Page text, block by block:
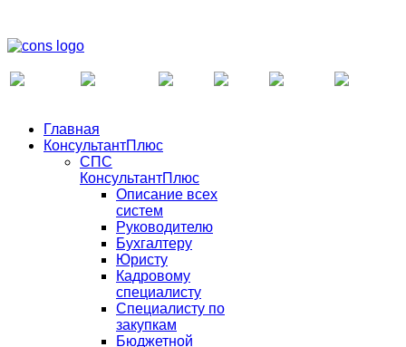
Главная
КонсультантПлюс
СПС
КонсультантПлюс
Описание всех
систем
Руководителю
Бухгалтеру
Юристу
Кадровому
специалисту
Специалисту по
закупкам
Бюджетной